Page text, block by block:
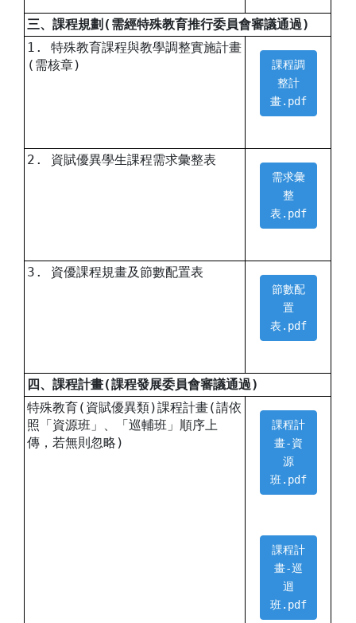
三、課程規劃(需經特殊教育推行委員會審議通過)
1. 特殊教育課程與教學調整實施計畫
(需核章)
課程調
整計
畫.pdf
2. 資賦優異學生課程需求彙整表
需求彙
整
表.pdf
3. 資優課程規畫及節數配置表
節數配
置
表.pdf
四、課程計畫(課程發展委員會審議通過)
特殊教育(資賦優異類)課程計畫(請依
照「資源班」、「巡輔班」順序上
傳，若無則忽略)
課程計
畫-資
源
班.pdf
課程計
畫-巡
迴
班.pdf